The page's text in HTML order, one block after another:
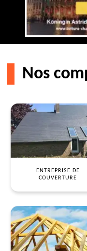
Nos
ENTREPRISE DE
COUVERTURE